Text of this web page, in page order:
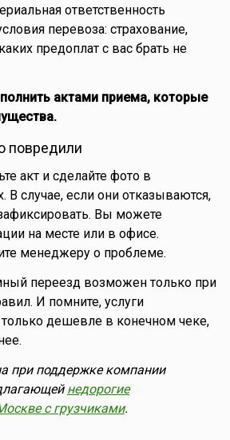
ответственность
перевоза: страхование,
предоплат с вас брать не
актами приема, которые
повредили
акт и сделайте фото в
В случае, если они отказываются,
Вы можете
на месте или в офисе.
менеджеру о проблеме.
переезд возможен только при
И помните, услуги
дешевле в конечном чеке,
при поддержке компании
недорогие
с грузчиками.